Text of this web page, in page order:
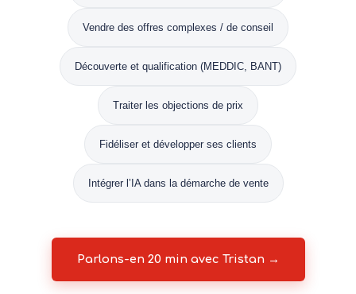
Vendre des offres complexes / de conseil
Découverte et qualification (MEDDIC, BANT)
Traiter les objections de prix
Fidéliser et développer ses clients
Intégrer l’IA dans la démarche de vente
Parlons-en 20 min avec Tristan →